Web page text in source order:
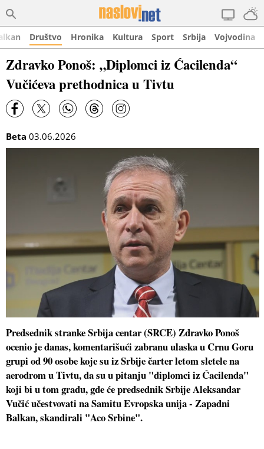
Društvo Hronika Kultura Sport Srbija Vojvodina
Zdravko Ponoš: „Diplomci iz Ćacilenda“
Vučićeva prethodnica u Tivtu
Beta 03.06.2026
Predsednik stranke Srbija centar (SRCE) Zdravko Ponoš
ocenio je danas, komentarišući zabranu ulaska u Crnu Goru
grupi od 90 osobe koje su iz Srbije čarter letom sletele na
aerodrom u Tivtu, da su u pitanju "diplomci iz Ćacilenda"
koji bi u tom gradu, gde će predsednik Srbije Aleksandar
Vučić učestvovati na Samitu Evropska unija - Zapadni
Balkan, skandirali "Aco Srbine".